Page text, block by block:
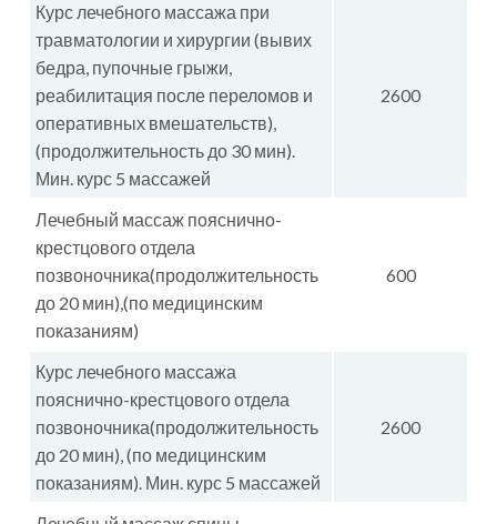
Курс лечебного массажа при
травматологии и хирургии (вывих
бедра, пупочные грыжи,
реабилитация после переломов и
оперативных вмешательств),
(продолжительность до 30 мин).
Мин. курс 5 массажей
2600
Лечебный массаж пояснично-
крестцового отдела
позвоночника(продолжительность
до 20 мин),(по медицинским
показаниям)
600
Курс лечебного массажа
пояснично-крестцового отдела
позвоночника(продолжительность
до 20 мин), (по медицинским
показаниям). Мин. курс 5 массажей
2600